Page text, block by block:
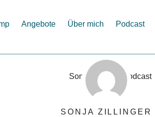
Angebote Über mich Podcast
SONJA ZILLINGER